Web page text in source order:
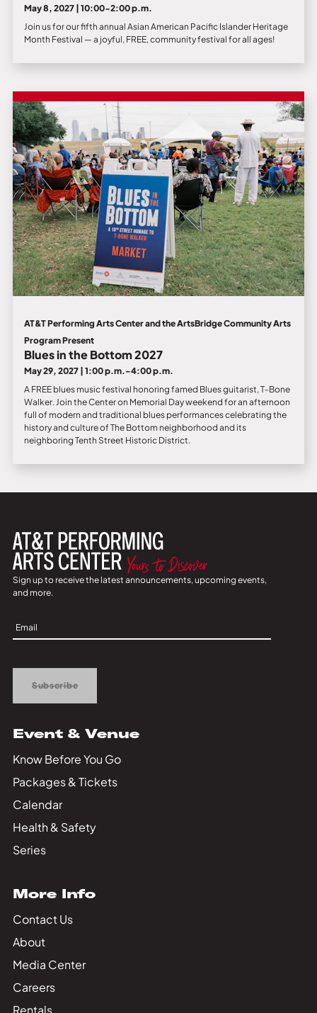
May 8, 2027 | 10:00-2:00 p.m.
Join us for our fifth annual Asian American Pacific Islander Heritage
Month Festival — a joyful, FREE, community festival for all ages!
AT&T Performing Arts Center and the ArtsBridge Community Arts
Program Present
Blues in the Bottom 2027
May 29, 2027 | 1:00 p.m.-4:00 p.m.
A FREE blues music festival honoring famed Blues guitarist, T-Bone
Walker. Join the Center on Memorial Day weekend for an afternoon
full of modern and traditional blues performances celebrating the
history and culture of The Bottom neighborhood and its
neighboring Tenth Street Historic District.
Sign up to receive the latest announcements, upcoming events,
and more.
Sign
Up
Subscribe
Event & Venue
Know Before You Go
Packages & Tickets
Calendar
Health & Safety
Series
More Info
Contact Us
About
Media Center
Careers
Rentals